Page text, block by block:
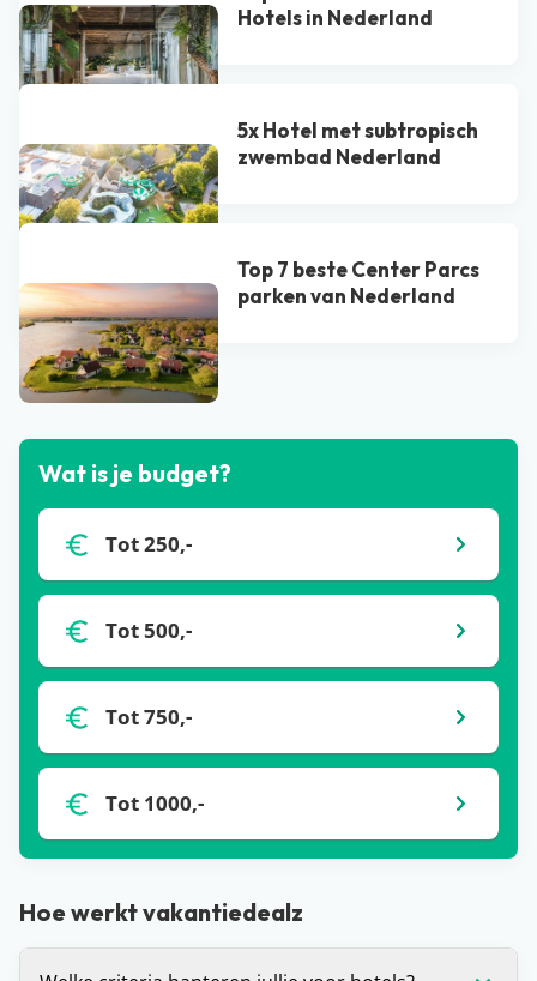
Hotel​s in Nederland
5x Hotel met subtropisch
zwembad Nederland
Top 7 beste Center Parcs
parken van Nederland
Bekijk alle blogs
Wat is je budget?
Tot 250,-
Tot 500,-
Tot 750,-
Tot 1000,-
Hoe werkt vakantiedealz